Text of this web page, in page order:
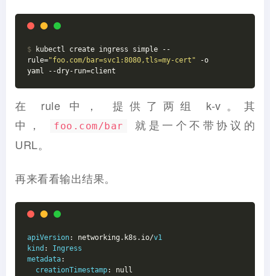
$ kubectl create ingress simple --
rule="foo.com/bar=svc1:8080,tls=my-cert" -o
yaml --dry-run=client
在 rule 中， 提供了两组 k-v。其
中，
foo.com/bar
就是一个不带协议的
URL。
再来看看输出结果。
apiVersion: networking.k8s.io/v1
kind : Ingress
metadata:
creationTimestamp: null